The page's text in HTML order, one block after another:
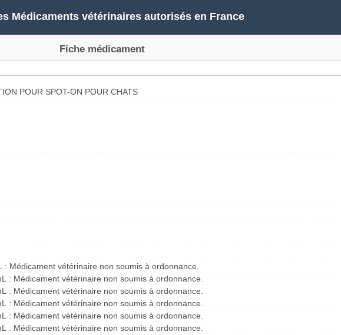
Médicaments vétérinaires autorisés en France
Fiche médicament
POUR SPOT-ON POUR CHATS
Médicament vétérinaire non soumis à ordonnance.
: Médicament vétérinaire non soumis à ordonnance.
: Médicament vétérinaire non soumis à ordonnance.
: Médicament vétérinaire non soumis à ordonnance.
: Médicament vétérinaire non soumis à ordonnance.
: Médicament vétérinaire non soumis à ordonnance.